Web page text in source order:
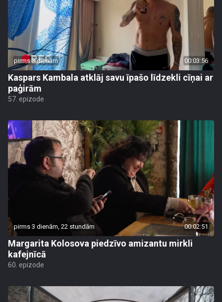
pirms 3 dienām 00:03:56
Kaspars Kambala atklāj savu īpašo līdzekli cīņai ar
paģirām
57. epizode
pirms 3 dienām, 22 stundām 00:02:51
Margarita Kolosova piedzīvo amizantu mirkli
kafejnīcā
60. epizode